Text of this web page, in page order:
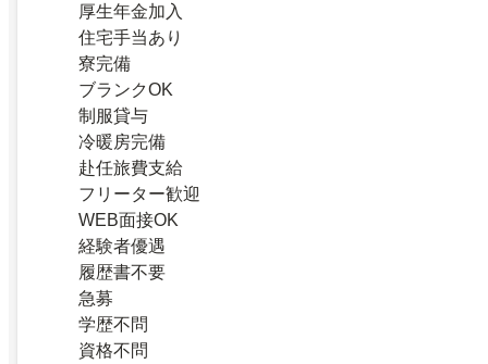
厚生年金加入
住宅手当あり
寮完備
ブランクOK
制服貸与
冷暖房完備
赴任旅費支給
フリーター歓迎
WEB面接OK
経験者優遇
履歴書不要
急募
学歴不問
資格不問